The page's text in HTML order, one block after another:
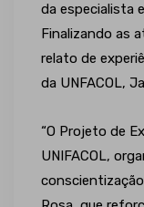
da especialista
Finalizando as
relato de
da UNFACOL,
“O Projeto de
UNIFACOL,